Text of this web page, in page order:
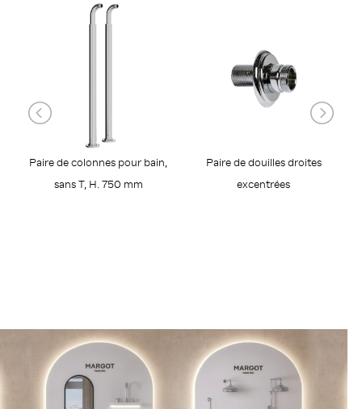
Paire de colonnes pour bain,
sans T, H. 750 mm
Paire de douilles droites
excentrées